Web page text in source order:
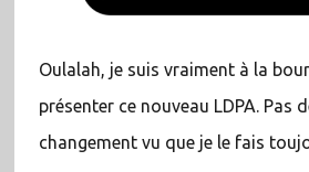
Oulalah, je suis vraiment à la
présenter ce nouveau LDPA. Pas
changement vu que je le fais